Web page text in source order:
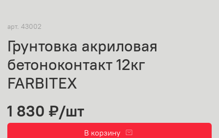
арт. 43002
Грунтовка акриловая
бетоноконтакт 12кг
FARBITEX
1 830 ₽/шт
В корзину